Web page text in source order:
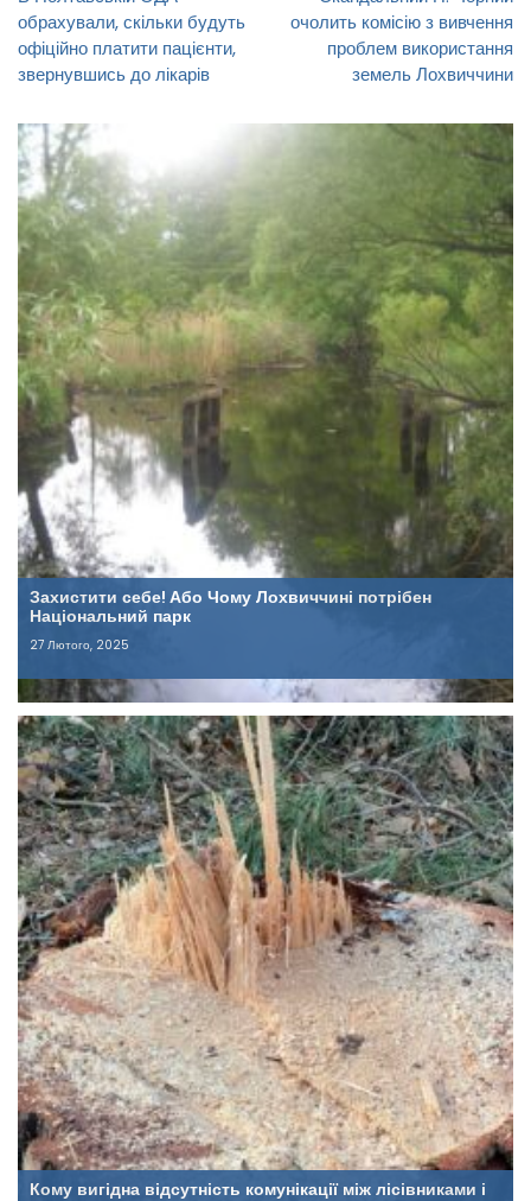
обрахували, скільки будуть
офіційно платити пацієнти,
звернувшись до лікарів
очолить комісію з вивчення
проблем використання
земель Лохвиччини
Захистити себе! Або Чому Лохвиччині потрібен
Національний парк
27 Лютого, 2025
Кому вигідна відсутність комунікації між лісівниками і